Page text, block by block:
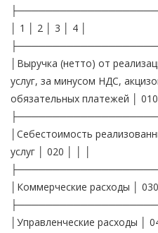
│ 1 │ 2 │ 3 │ 4 │
│Выручка (нетто) от
услуг, за минусом НДС,
обязательных платежей │ 010
│Себестоимость
услуг │ 020 │ │ │
│Коммерческие расходы │ 030
│Управленческие расходы │